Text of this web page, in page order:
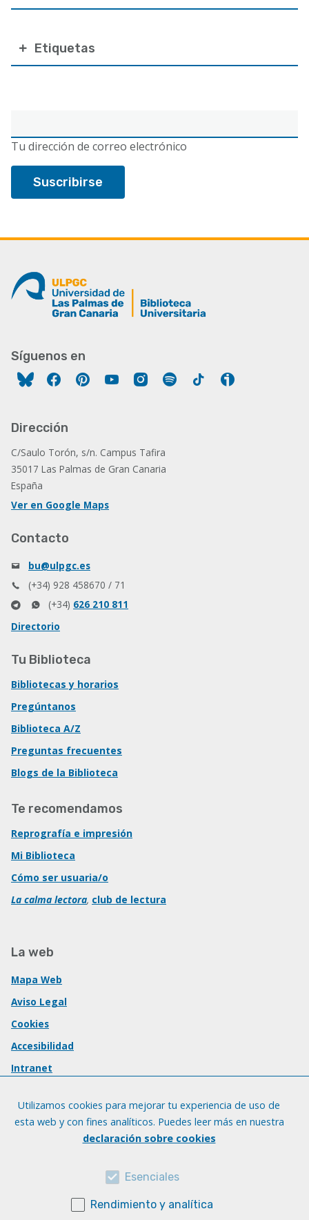
electrónico
Tu dirección de correo electrónico
Etiquetas
Síguenos en
FacebookPinterestYouTubeInstagram
Spotify Tiktok
Dirección
C/Saulo Torón, s/n. Campus Tafira
35017 Las Palmas de Gran Canaria
España
Ver en Google Maps
Contacto
bu@ulpgc.es
(+34) 928 458670 / 71
(+34) 626 210 811
Directorio
Tu Biblioteca
Bibliotecas y horarios
Pregúntanos
Biblioteca A/Z
Preguntas frecuentes
Blogs de la Biblioteca
Te recomendamos
Reprografía e impresión
Mi Biblioteca
Cómo ser usuaria/o
La calma lectora, club de lectura
La web
Mapa Web
Aviso Legal
Cookies
Accesibilidad
Intranet
Utilizamos cookies para mejorar tu experiencia de uso de
esta web y con fines analíticos. Puedes leer más en nuestra
declaración sobre cookies
Esenciales
Rendimiento y analítica